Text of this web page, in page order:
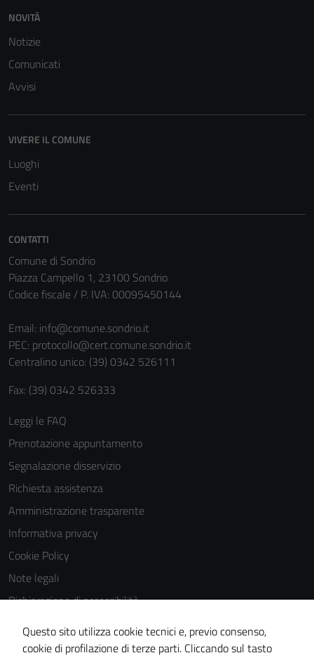
NOVITÀ
Notizie
Comunicati
Avvisi
VIVERE IL COMUNE
Luoghi
Eventi
CONTATTI
Comune di Sondrio
Piazza Campello 1, 23100 Sondrio
Codice fiscale / P. IVA: 00095450144
Email: info@comune.sondrio.it
PEC: protocollo@cert.comune.sondrio.it
Centralino unico: (39) 0342 526111
Fax: (39) 0342 526333
Leggi le FAQ
Prenotazione appuntamento
Segnalazione disservizio
Richiesta assistenza
Amministrazione trasparente
Informativa privacy
Cookie Policy
Note legali
Dichiarazione di accessibilità
Dichiarazione di accessibilità Servizi
Whistleblowing
Questo sito utilizza cookie tecnici e, previo consenso,
cookie di profilazione di terze parti. Cliccando sul tasto
funzionamento
Questi cookie
personali.